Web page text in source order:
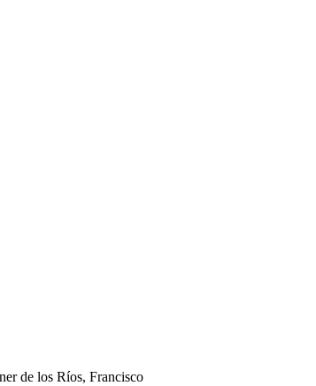
de los Ríos, Francisco